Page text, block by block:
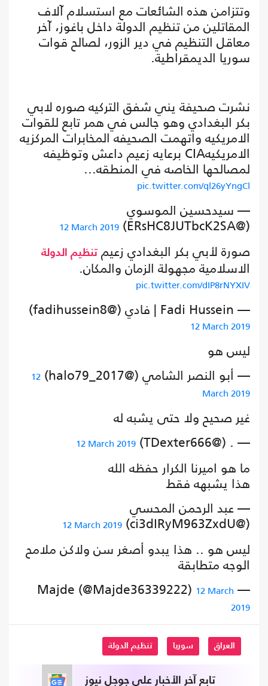
وتتزامن هذه الشائعات مع استسلام آلاف
المقاتلين من تنظيم الدولة داخل باغوز، آخر
معاقل التنظيم في دير الزور، لصالح قوات
سوريا الديمقراطية.
نشرت صحيفة يني شفق التركيه صوره لابي
بكر البغدادي وهو جالس في همر تابع للقوات
الامريكيه واتهمت الصحيفه المخابرات المركزيه
الامريكيهCIA برعايه زعيم داعش وتوظيفه
لمصالحها الخاصه في المنطقه...
pic.twitter.com/ql26yYngCl
— سيدحسين الموسوي
(@ERsHC8JUTbcK2SA)
12 March 2019
صورة لأبي بكر البغدادي زعيم تنظيم الدولة
الاسلامية مجهولة الزمان والمكان.
pic.twitter.com/dIP8rNYXIV
— Fadi Hussein | فادي (@fadihussein8)
12 March 2019
ليس هو
— أبو النصر الشامي (@halo79_2017)
12
March 2019
غير صحيح ولا حتى يشبه له
— . (@TDexter666)
12 March 2019
ما هو اميرنا الكرار حفظه الله
هذا يشبهه فقط
— عبد الرحمن المحسي
(@ci3dIRyM963ZxdU)
12 March 2019
ليس هو .. هذا يبدو أصغر سن ولاكن ملامح
الوجه متطابقة
— Majde (@Majde36339222)
12 March
2019
العراق سوريا تنظيم الدولة
تابع آخر الأخبار على جوجل نيوز